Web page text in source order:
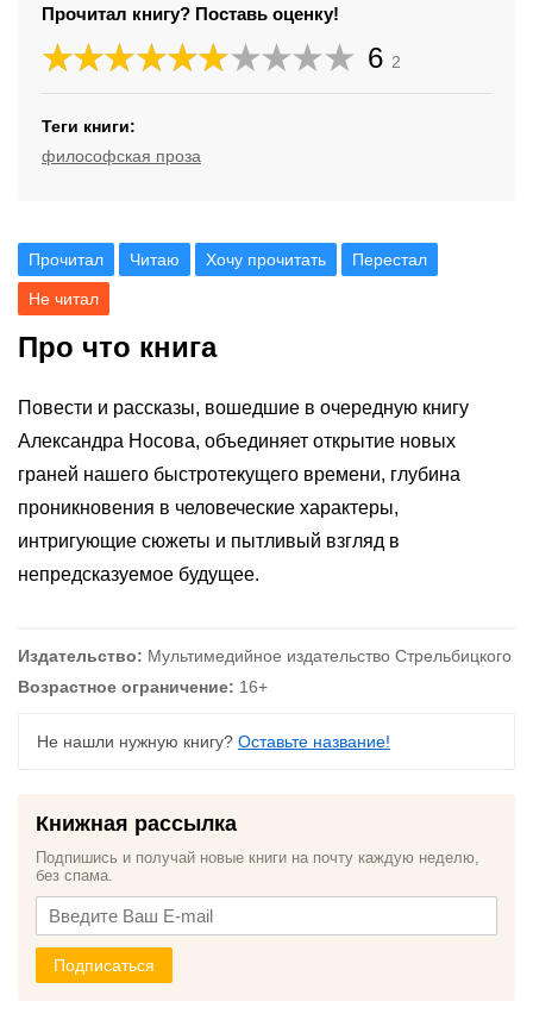
Прочитал книгу? Поставь оценку!
6 2
Теги книги:
философская проза
Прочитал Читаю Хочу прочитать Перестал
Не читал
Про что книга
Повести и рассказы, вошедшие в очередную книгу
Александра Носова, объединяет открытие новых
граней нашего быстротекущего времени, глубина
проникновения в человеческие характеры,
интригующие сюжеты и пытливый взгляд в
непредсказуемое будущее.
Издательство: Мультимедийное издательство Стрельбицкого
Возрастное ограничение: 16+
Не нашли нужную книгу? Оставьте название!
Книжная рассылка
Подпишись и получай новые книги на почту каждую неделю,
без спама.
Подписаться